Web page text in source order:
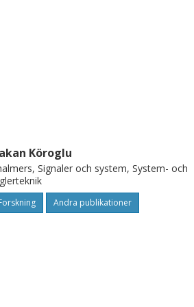
Köroglu
Signaler och system, System- och
Andra publikationer